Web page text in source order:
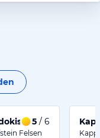
Traum :)
5 / 6
Felsen